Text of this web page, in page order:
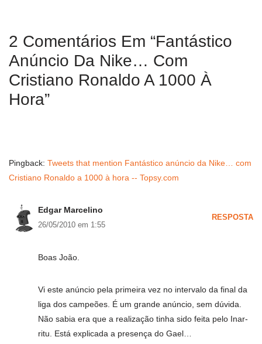
2 Comentários Em “Fantástico
Anúncio Da Nike… Com
Cristiano Ronaldo A 1000 À
Hora”
Pingback: Tweets that mention Fantástico anúncio da Nike… com
Cristiano Ronaldo a 1000 à hora -- Topsy.com
Edgar Marcelino
26/05/2010 em 1:55
RESPOSTA
Boas João.
Vi este anúncio pela primeira vez no intervalo da final da
liga dos campeões. É um grande anúncio, sem dúvida.
Não sabia era que a realização tinha sido feita pelo Inar­
ritu. Está explicada a presença do Gael…